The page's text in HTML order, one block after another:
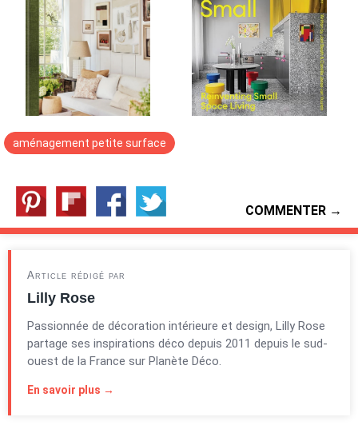
aménagement petite surface
COMMENTER →
Article rédigé par
Lilly Rose
Passionnée de décoration intérieure et design, Lilly Rose
partage ses inspirations déco depuis 2011 depuis le sud-
ouest de la France sur Planète Déco.
En savoir plus →